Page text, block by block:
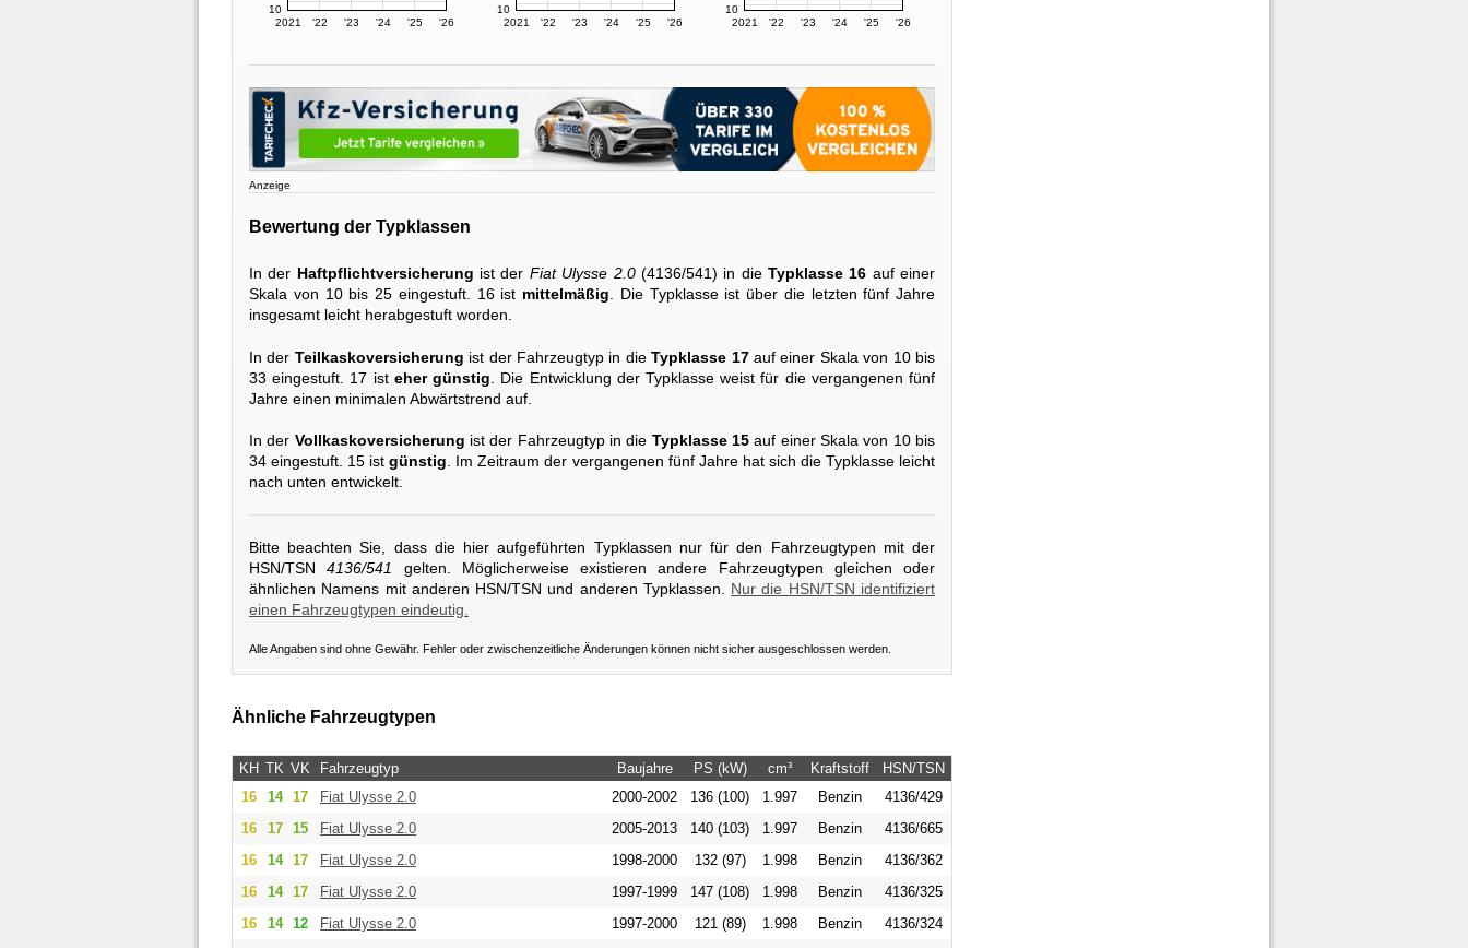
2021 '22 '23 '24 '25 '26
10
2021 '22 '23 '24 '25 '26
10
2021 '22 '23 '24 '25 '26
10
Anzeige
Bewertung der Typklassen
In der Haftpflichtversicherung ist der Fiat Ulysse 2.0(4136/541) in die Typklasse 16 auf einer
Skala von 10 bis 25 eingestuft. 16 ist mittelmäßig . Die Typklasse ist über die letzten fünf Jahre
insgesamt leicht herabgestuft worden.
In der Teilkaskoversicherung ist der Fahrzeugtyp in dieTypklasse 17auf einer Skala von 10 bis
33 eingestuft. 17 ist eher günstig . Die Entwicklung der Typklasse weist für die vergangenen fünf
Jahre einen minimalen Abwärtstrend auf.
In der Vollkaskoversicherung ist der Fahrzeugtyp in die Typklasse 15 auf einer Skala von 10 bis
34 eingestuft. 15 istgünstig. Im Zeitraum der vergangenen fünf Jahre hat sich die Typklasse leicht
nach unten entwickelt.
Bitte beachten Sie, dass die hier aufgeführten Typklassen nur für den Fahrzeugtypen mit der
HSN/TSN4136/541
gelten. Möglicherweise existieren andere Fahrzeugtypen gleichen oder
ähnlichen Namens mit anderen HSN/TSN und anderen Typklassen. Nur die HSN/TSN identifiziert
einen Fahrzeugtypen eindeutig.
Alle Angaben sind ohne Gewähr. Fehler oder zwischenzeitliche Änderungen können nicht sicher ausgeschlossen werden.
Ähnliche Fahrzeugtypen
KH TK VK Fahrzeugtyp Baujahre PS (kW) cm³ Kraftstoff
HSN/TSN
16
14 17 Fiat Ulysse 2.0 2000-2002 136 (100) 1.997 Benzin
4136/429
16
17 15 Fiat Ulysse 2.0 2005-2013 140 (103) 1.997 Benzin
4136/665
16
14 17 Fiat Ulysse 2.0 1998-2000 132 (97) 1.998 Benzin
4136/362
16
14 17 Fiat Ulysse 2.0 1997-1999 147 (108) 1.998 Benzin
4136/325
16
14 12 Fiat Ulysse 2.0 1997-2000 121 (89) 1.998 Benzin
4136/324